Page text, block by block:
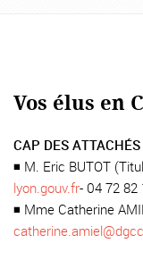
Vos élus en
CAP DES ATTACHÉS
◾ M. Eric BUTOT
lyon.gouv.fr- 04 72 82
◾ Mme Catherine